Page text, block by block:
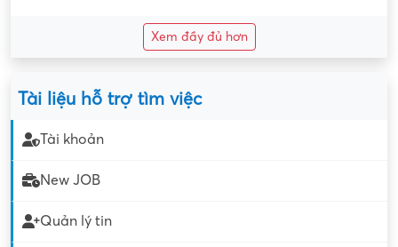
Xem đầy đủ hơn
Tài liệu hỗ trợ tìm việc
Tài khoản
New JOB
Quản lý tin